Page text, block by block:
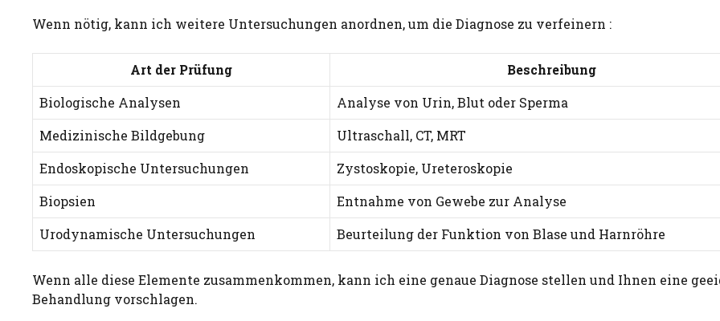
Wenn nötig, kann ich weitere Untersuchungen anordnen, um die Diagnose zu verfeinern :
Art der Prüfung
Beschreibung
Biologische Analysen
Analyse von Urin, Blut oder Sperma
Medizinische Bildgebung
Ultraschall, CT, MRT
Endoskopische Untersuchungen
Zystoskopie, Ureteroskopie
Biopsien
Entnahme von Gewebe zur Analyse
Urodynamische Untersuchungen
Beurteilung der Funktion von Blase und Harnröhre
Wenn alle diese Elemente zusammenkommen, kann ich eine genaue Diagnose stellen und Ihnen eine
Behandlung vorschlagen.